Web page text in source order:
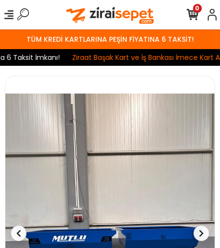
TÜM KREDİ KARTLARINA PEŞİN FİYATINA 6 TAKSİT!
İmkanı!
Ziraat Başak Kart ve İş Bankası İmece Kart
0